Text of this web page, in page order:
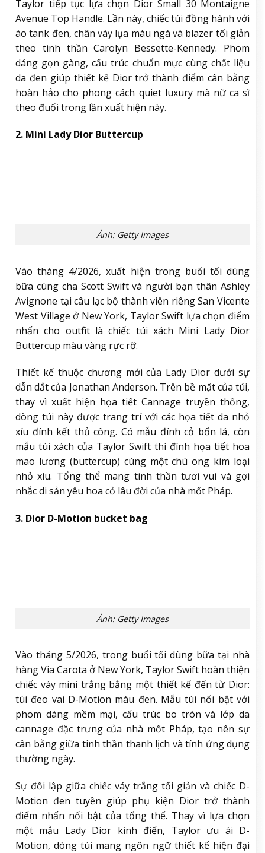
Taylor tiếp tục lựa chọn Dior Small 30 Montaigne
Avenue Top Handle. Lần này, chiếc túi đồng hành với
áo tank đen, chân váy lụa màu ngà và blazer tối giản
theo tinh thần Carolyn Bessette-Kennedy. Phom
dáng gọn gàng, cấu trúc chuẩn mực cùng chất liệu
da đen giúp thiết kế Dior trở thành điểm cân bằng
hoàn hảo cho phong cách quiet luxury mà nữ ca sĩ
theo đuổi trong lần xuất hiện này.
2. Mini Lady Dior Buttercup
Ảnh: Getty Images
Vào tháng 4/2026, xuất hiện trong buổi tối dùng
bữa cùng cha Scott Swift và người bạn thân Ashley
Avignone tại câu lạc bộ thành viên riêng San Vicente
West Village ở New York, Taylor Swift lựa chọn điểm
nhấn cho outfit là chiếc túi xách Mini Lady Dior
Buttercup màu vàng rực rỡ.
Thiết kế thuộc chương mới của Lady Dior dưới sự
dẫn dắt của Jonathan Anderson. Trên bề mặt của túi,
thay vì xuất hiện họa tiết Cannage truyền thống,
dòng túi này được trang trí với các họa tiết da nhỏ
xíu đính kết thủ công. Có mẫu đính cỏ bốn lá, còn
mẫu túi xách của Taylor Swift thì đính họa tiết hoa
mao lương (buttercup) cùng một chú ong kim loại
nhỏ xíu. Tổng thể mang tinh thần tươi vui và gợi
nhắc di sản yêu hoa cỏ lâu đời của nhà mốt Pháp.
3. Dior D-Motion bucket bag
Ảnh: Getty Images
Vào tháng 5/2026, trong buổi tối dùng bữa tại nhà
hàng Via Carota ở New York, Taylor Swift hoàn thiện
chiếc váy mini trắng bằng một thiết kế đến từ Dior:
túi đeo vai D-Motion màu đen. Mẫu túi nổi bật với
phom dáng mềm mại, cấu trúc bo tròn và lớp da
cannage đặc trưng của nhà mốt Pháp, tạo nên sự
cân bằng giữa tinh thần thanh lịch và tính ứng dụng
thường ngày.
Sự đối lập giữa chiếc váy trắng tối giản và chiếc D-
Motion đen tuyền giúp phụ kiện Dior trở thành
điểm nhấn nổi bật của tổng thể. Thay vì lựa chọn
một mẫu Lady Dior kinh điển, Taylor ưu ái D-
Motion, dòng túi mang ngôn ngữ thiết kế hiện đại